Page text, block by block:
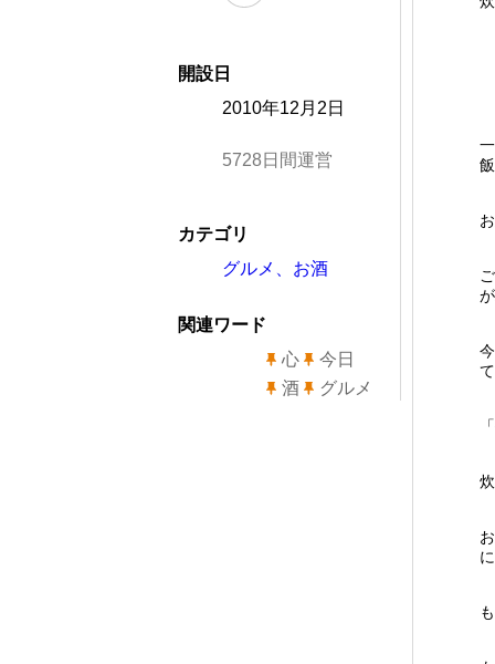
開設日
2010年12月2日
5728日間運営
カテゴリ
グルメ、お酒
関連ワード
心
今日
酒
グルメ